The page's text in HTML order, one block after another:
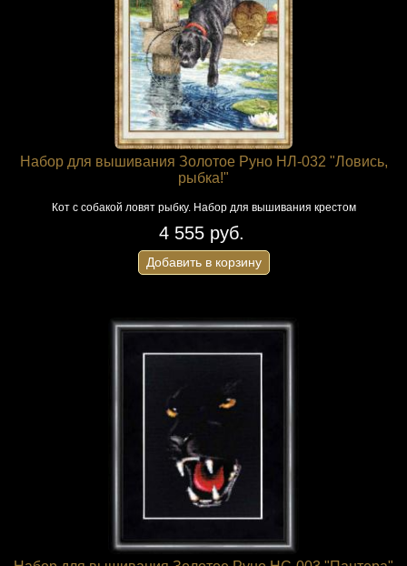
Набор для вышивания Золотое Руно НЛ-032 "Ловись,
рыбка!"
Кот с собакой ловят рыбку. Набор для вышивания крестом
4 555 руб.
Добавить в корзину